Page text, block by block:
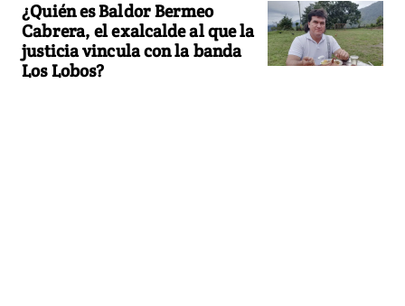
¿Quién es Baldor Bermeo
Cabrera, el exalcalde al que la
justicia vincula con la banda
Los Lobos?